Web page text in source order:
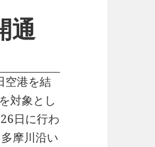
通
空港を結
対象とし
日に行わ
摩川沿い